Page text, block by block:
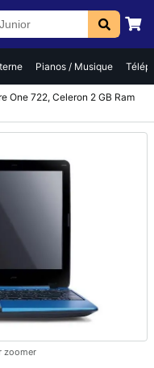
Pianos / Musique
One 722, Celeron 2 GB Ram
zoomer